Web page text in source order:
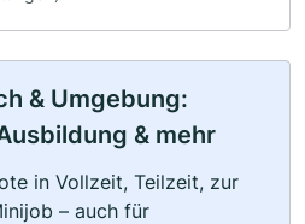
& Umgebung:
& mehr
in Vollzeit, Teilzeit, zur
– auch für